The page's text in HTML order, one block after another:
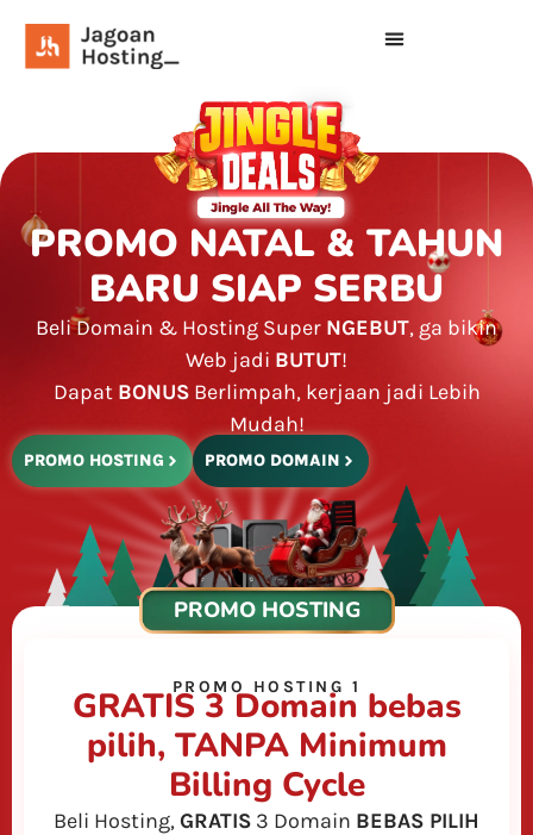
PROMO NATAL & TAHUN
BARU SIAP SERBU
Beli Domain & Hosting Super NGEBUT, ga bikin
Web jadi BUTUT!
Dapat BONUSBerlimpah, kerjaan jadi Lebih
Mudah!
PROMO HOSTING PROMO DOMAIN
PROMO HOSTING
PROMO HOSTING 1
GRATIS 3 Domain bebas
pilih, TANPA Minimum
Billing Cycle
Beli Hosting,GRATIS 3 Domain BEBAS PILIH